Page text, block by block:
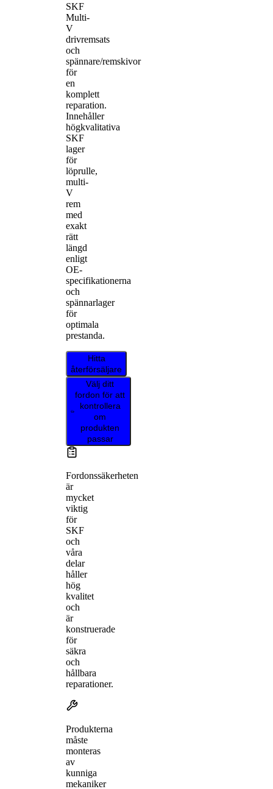
SKF
Multi-
V
drivremsats
och
spännare/remskivor
för
en
komplett
reparation.
Innehåller
högkvalitativa
SKF
lager
för
löprulle,
multi-
V
rem
med
exakt
rätt
längd
enligt
OE-
specifikationerna
och
spännarlager
för
optimala
prestanda.
Hitta
återförsäljare
Välj ditt
fordon för att
kontrollera
om
produkten
passar
Fordonssäkerheten
är
mycket
viktig
för
SKF
och
våra
delar
håller
hög
kvalitet
och
är
konstruerade
för
säkra
och
hållbara
reparationer.
Produkterna
måste
monteras
av
kunniga
mekaniker